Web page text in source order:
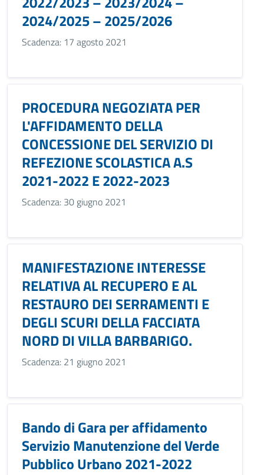
2024/2025 – 2025/2026
Scadenza: 17 agosto 2021
PROCEDURA NEGOZIATA PER
L'AFFIDAMENTO DELLA
CONCESSIONE DEL SERVIZIO DI
REFEZIONE SCOLASTICA A.S
2021-2022 E 2022-2023
Scadenza: 30 giugno 2021
MANIFESTAZIONE INTERESSE
RELATIVA AL RECUPERO E AL
RESTAURO DEI SERRAMENTI E
DEGLI SCURI DELLA FACCIATA
NORD DI VILLA BARBARIGO.
Scadenza: 21 giugno 2021
Bando di Gara per affidamento
Servizio Manutenzione del Verde
Pubblico Urbano 2021-2022